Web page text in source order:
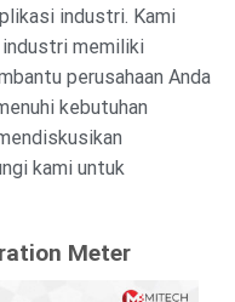
industri. Kami
memiliki
perusahaan Anda
kebutuhan
kami untuk
Meter